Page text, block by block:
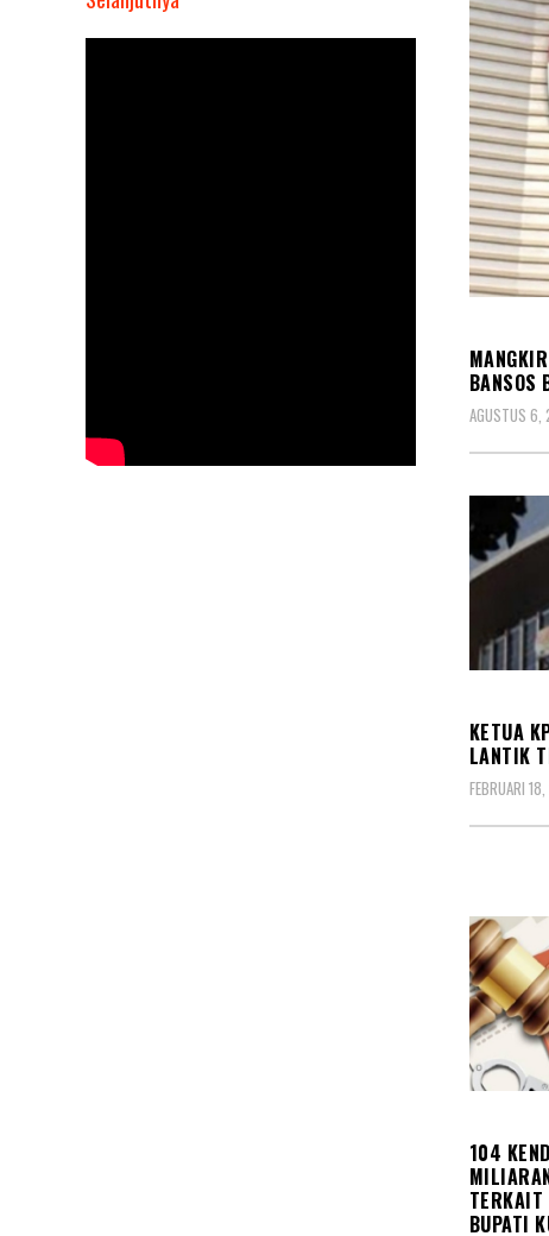
BANSOS
AGUSTUS
KETUA
LANTIK
FEBRUARI
104
TERKAIT
BUPATI